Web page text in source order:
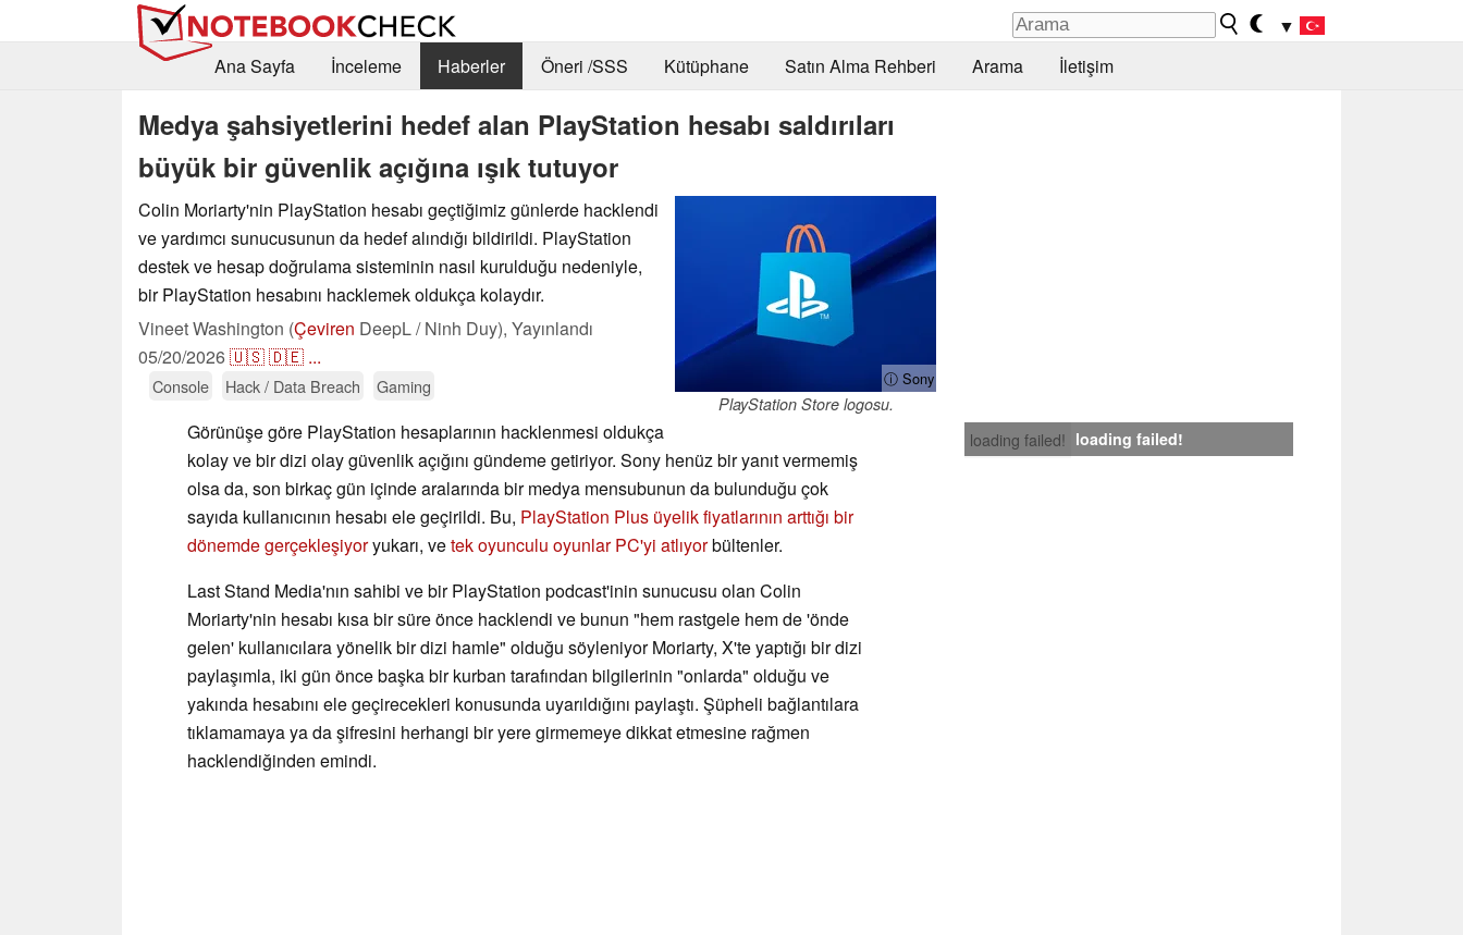
▼
Ana Sayfa
İnceleme Haberler Öneri /SSS Kütüphane Satın Alma Rehberi Arama İletişim
Medya şahsiyetlerini hedef alan PlayStation hesabı saldırıları
büyük bir güvenlik açığına ışık tutuyor
ⓘ Sony
PlayStation Store logosu.
Colin Moriarty'nin PlayStation hesabı geçtiğimiz günlerde hacklendi
ve yardımcı sunucusunun da hedef alındığı bildirildi. PlayStation
destek ve hesap doğrulama sisteminin nasıl kurulduğu nedeniyle,
bir PlayStation hesabını hacklemek oldukça kolaydır.
Vineet Washington (Çeviren DeepL / Ninh Duy), Yayınlandı
05/20/2026🇺🇸🇩🇪 ...
Console Hack / Data Breach Gaming
loading failed! loading failed!
Görünüşe göre PlayStation hesaplarının hacklenmesi oldukça
kolay ve bir dizi olay güvenlik açığını gündeme getiriyor. Sony henüz bir yanıt vermemiş
olsa da, son birkaç gün içinde aralarında bir medya mensubunun da bulunduğu çok
sayıda kullanıcının hesabı ele geçirildi. Bu, PlayStation Plus üyelik fiyatlarının arttığı bir
dönemde gerçekleşiyoryukarı, vetek oyunculu oyunlar PC'yi atlıyorbültenler.
Last Stand Media'nın sahibi ve bir PlayStation podcast'inin sunucusu olan Colin
Moriarty'nin hesabı kısa bir süre önce hacklendi ve bunun "hem rastgele hem de 'önde
gelen' kullanıcılara yönelik bir dizi hamle" olduğu söyleniyor Moriarty, X'te yaptığı bir dizi
paylaşımla, iki gün önce başka bir kurban tarafından bilgilerinin "onlarda" olduğu ve
yakında hesabını ele geçirecekleri konusunda uyarıldığını paylaştı. Şüpheli bağlantılara
tıklamamaya ya da şifresini herhangi bir yere girmemeye dikkat etmesine rağmen
hacklendiğinden emindi.